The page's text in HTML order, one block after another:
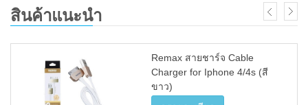
สินค้าแนะนำ
Remax สายชาร์จ Cable
Charger for Iphone 4/4s (สี
ขาว)